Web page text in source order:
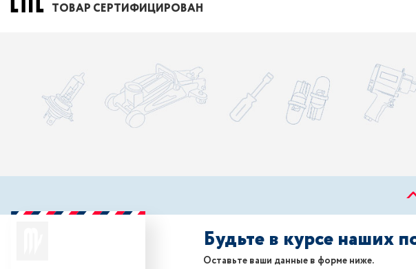
ТОВАР СЕРТИФИЦИРОВАН
Будьте в курсе наших
Оставьте ваши данные в форме ниже.